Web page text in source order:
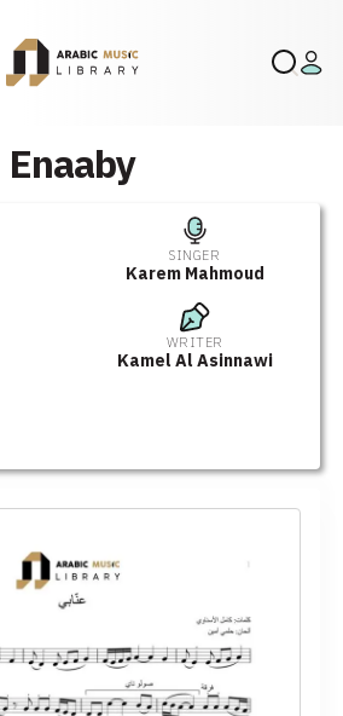
Enaaby
SINGER
Karem Mahmoud
WRITER
Kamel Al Asinnawi